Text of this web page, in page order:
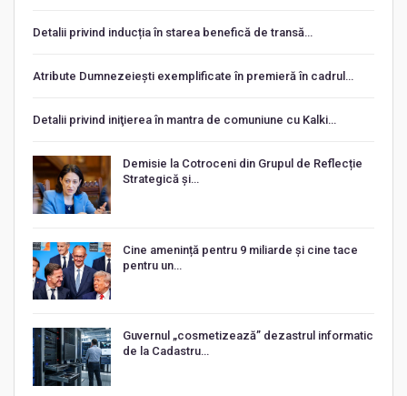
Detalii privind inducția în starea benefică de transă…
Atribute Dumnezeiești exemplificate în premieră în cadrul…
Detalii privind iniţierea în mantra de comuniune cu Kalki…
Demisie la Cotroceni din Grupul de Reflecție
Strategică și…
Cine amenință pentru 9 miliarde și cine tace
pentru un…
Guvernul „cosmetizează” dezastrul informatic
de la Cadastru…